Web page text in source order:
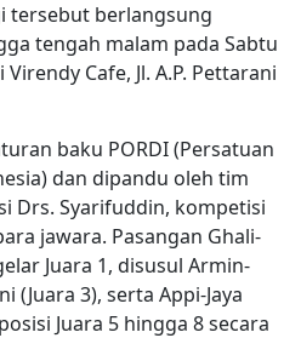
tersebut berlangsung
tengah malam pada Sabtu
Cafe, Jl. A.P. Pettarani
baku PORDI (Persatuan
dan dipandu oleh tim
Drs. Syarifuddin, kompetisi
jawara. Pasangan Ghali-
Juara 1, disusul Armin-
(Juara 3), serta Appi-Jaya
Juara 5 hingga 8 secara